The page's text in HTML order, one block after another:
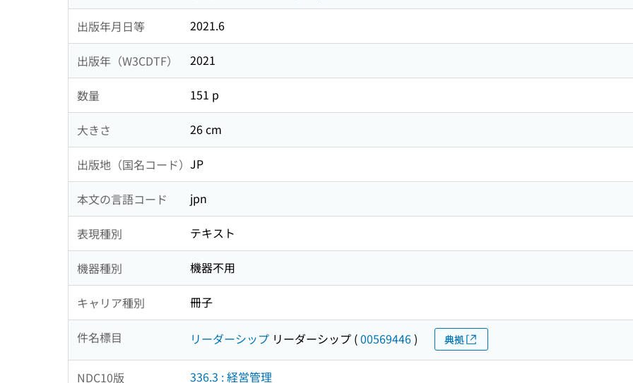
出版年月日等 2021.6
出版年（W3CDTF） 2021
数量 151 p
大きさ 26 cm
出版地（国名コード） JP
本文の言語コード jpn
表現種別 テキスト
機器種別 機器不用
キャリア種別 冊子
件名標目 リーダーシップ リーダーシップ (00569446) 典拠
NDC10版 336.3 : 経営管理